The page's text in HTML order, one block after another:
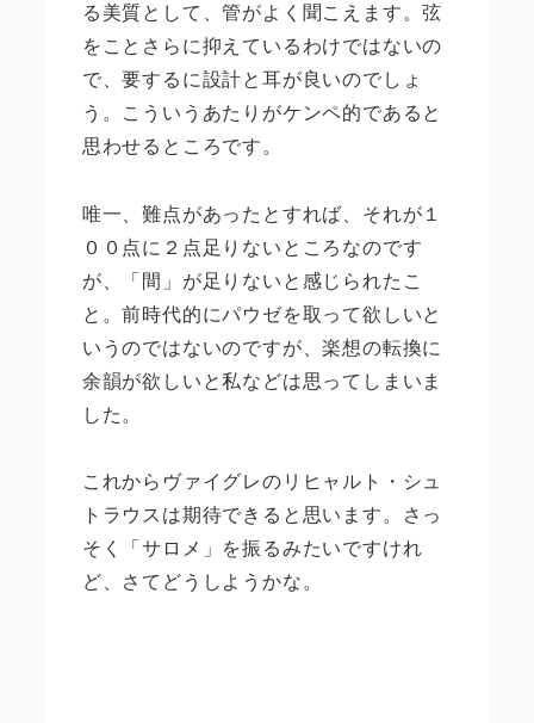
る美質として、管がよく聞こえます。弦
をことさらに抑えているわけではないの
で、要するに設計と耳が良いのでしょ
う。こういうあたりがケンペ的であると
思わせるところです。
唯一、難点があったとすれば、それが１
００点に２点足りないところなのです
が、「間」が足りないと感じられたこ
と。前時代的にパウゼを取って欲しいと
いうのではないのですが、楽想の転換に
余韻が欲しいと私などは思ってしまいま
した。
これからヴァイグレのリヒャルト・シュ
トラウスは期待できると思います。さっ
そく「サロメ」を振るみたいですけれ
ど、さてどうしようかな。